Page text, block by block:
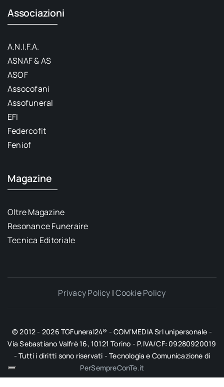
Associazioni
A.N.I.F.A.
ASNAF & AS
ASOF
Assocofani
Assofuneral
EFI
Federcofit
Feniof
Magazine
Oltre Magazine
Resonance Funeraire
Tecnica Editoriale
Privacy Policy |Cookie Policy
© 2012 - 2026 TGFuneral24® - COM’MEDIA Srl unipersonale -
Via Sebastiano Valfrè 16, 10121 Torino - P.IVA/CF: 09280920019
- Tutti i diritti sono riservati - Tecnologia e Comunicazione di
PerSempreConTe.it